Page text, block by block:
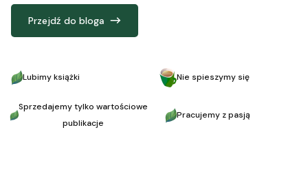
Przejdź do bloga
Lubimy książki Nie spieszymy się
Sprzedajemy tylko wartościowe
publikacje
Pracujemy z pasją